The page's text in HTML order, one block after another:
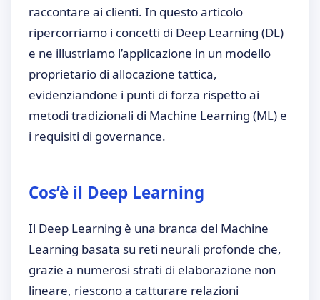
raccontare ai clienti. In questo articolo
ripercorriamo i concetti di Deep Learning (DL)
e ne illustriamo l’applicazione in un modello
proprietario di allocazione tattica,
evidenziandone i punti di forza rispetto ai
metodi tradizionali di Machine Learning (ML) e
i requisiti di governance.
Cos’è il Deep Learning
Il Deep Learning è una branca del Machine
Learning basata su reti neurali profonde che,
grazie a numerosi strati di elaborazione non
lineare, riescono a catturare relazioni